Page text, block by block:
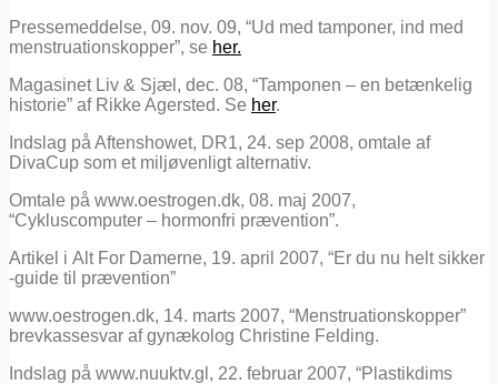
Pressemeddelse, 09. nov. 09, “Ud med tamponer, ind med
menstruationskopper”, se her.
Magasinet Liv & Sjæl, dec. 08, “Tamponen – en betænkelig
historie” af Rikke Agersted. Se her.
Indslag på Aftenshowet, DR1, 24. sep 2008, omtale af
DivaCup som et miljøvenligt alternativ.
Omtale på www.oestrogen.dk, 08. maj 2007,
“Cykluscomputer – hormonfri prævention”.
Artikel i Alt For Damerne, 19. april 2007, “Er du nu helt sikker
-guide til prævention”
www.oestrogen.dk, 14. marts 2007, “Menstruationskopper”
brevkassesvar af gynækolog Christine Felding.
Indslag på www.nuuktv.gl, 22. februar 2007, “Plastikdims